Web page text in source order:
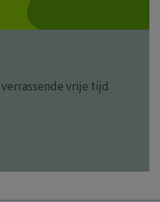
vrije tijd